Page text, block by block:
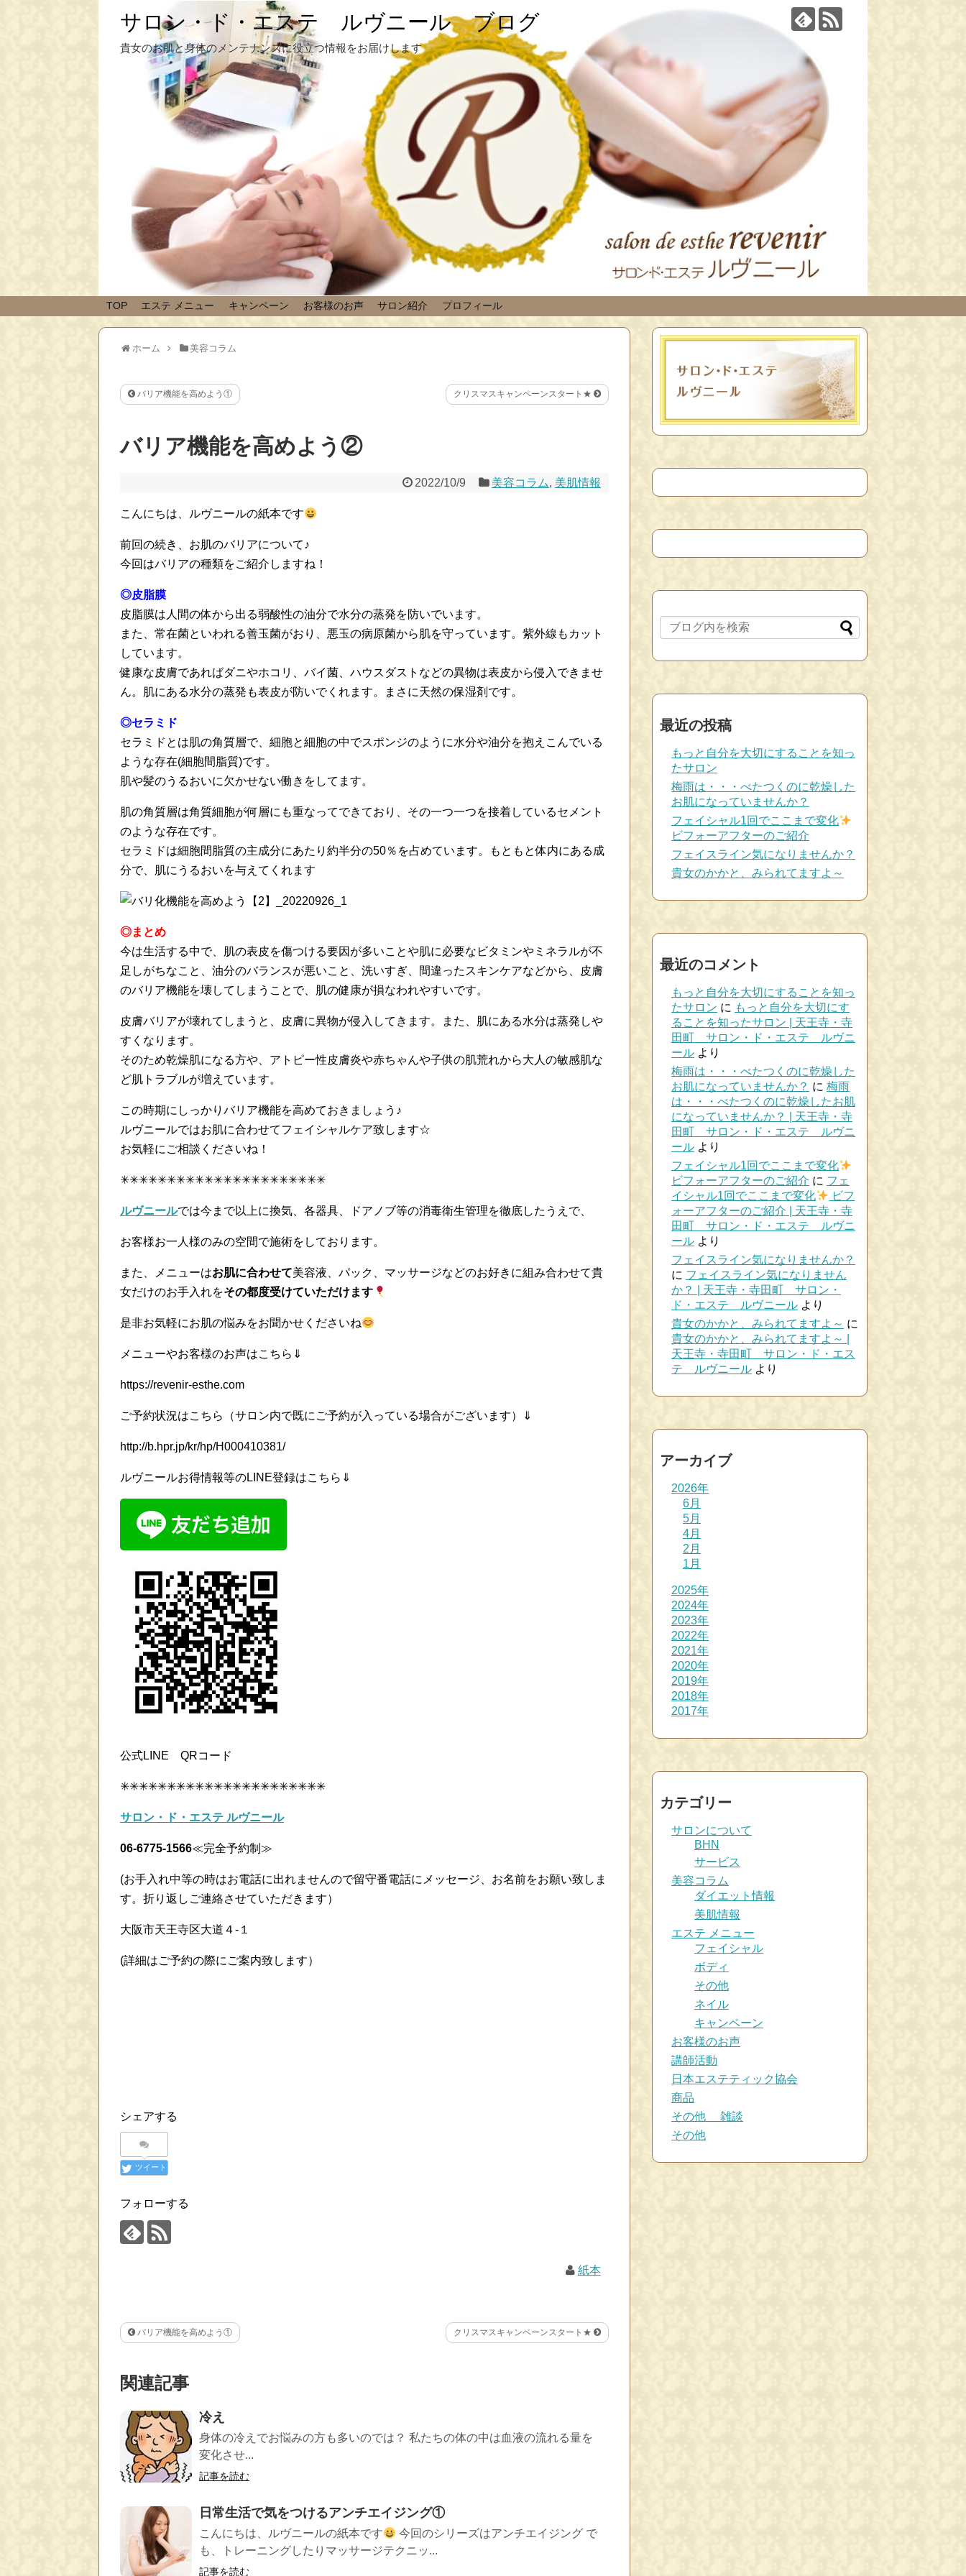
サロン・ド・エステ ルヴニール ブログ
貴女のお肌と身体のメンテナンスに役立つ情報をお届けします
TOP エステ メニュー キャンペーン お客様のお声 サロン紹介 プロフィール
ホーム 美容コラム
バリア機能を高めよう① クリスマスキャンペーンスタート★
バリア機能を高めよう②
2022/10/9 美容コラム, 美肌情報
こんにちは、ルヴニールの紙本です
前回の続き、お肌のバリアについて♪
今回はバリアの種類をご紹介しますね！
◎皮脂膜
皮脂膜は人間の体から出る弱酸性の油分で水分の蒸発を防いでいます。
また、常在菌といわれる善玉菌がおり、悪玉の病原菌から肌を守っています。紫外線もカット
しています。
健康な皮膚であればダニやホコリ、バイ菌、ハウスダストなどの異物は表皮から侵入できませ
ん。肌にある水分の蒸発も表皮が防いでくれます。まさに天然の保湿剤です。
◎セラミド
セラミドとは肌の角質層で、細胞と細胞の中でスポンジのように水分や油分を抱えこんでいる
ような存在(細胞間脂質)です。
肌や髪のうるおいに欠かせない働きをしてます。
肌の角質層は角質細胞が何層にも重なってできており、その一つ一つを接着しているセメント
のような存在です。
セラミドは細胞間脂質の主成分にあたり約半分の50％を占めています。もともと体内にある成
分で、肌にうるおいを与えてくれます
◎まとめ
今は生活する中で、肌の表皮を傷つける要因が多いことや肌に必要なビタミンやミネラルが不
足しがちなこと、油分のバランスが悪いこと、洗いすぎ、間違ったスキンケアなどから、皮膚
のバリア機能を壊してしまうことで、肌の健康が損なわれやすいです。
皮膚バリアが壊れてしまうと、皮膚に異物が侵入してきます。また、肌にある水分は蒸発しや
すくなります。
そのため乾燥肌になる方や、アトピー性皮膚炎や赤ちゃんや子供の肌荒れから大人の敏感肌な
ど肌トラブルが増えています。
この時期にしっかりバリア機能を高めておきましょう♪
ルヴニールではお肌に合わせてフェイシャルケア致します☆
お気軽にご相談くださいね！
✳✳✳✳✳✳✳✳✳✳✳✳✳✳✳✳✳✳✳✳✳✳
ルヴニールでは今まで以上に換気、各器具、ドアノブ等の消毒衛生管理を徹底したうえで、
お客様お一人様のみの空間で施術をしております。
また、メニューはお肌に合わせて美容液、パック、マッサージなどのお好きに組み合わせて貴
女だけのお手入れをその都度受けていただけます
是非お気軽にお肌の悩みをお聞かせくださいね
メニューやお客様のお声はこちら⇓
https://revenir-esthe.com
ご予約状況はこちら（サロン内で既にご予約が入っている場合がございます）⇓
http://b.hpr.jp/kr/hp/H000410381/
ルヴニールお得情報等のLINE登録はこちら⇓
公式LINE QRコード
✳✳✳✳✳✳✳✳✳✳✳✳✳✳✳✳✳✳✳✳✳✳
サロン・ド・エステ ルヴニール
06-6775-1566≪完全予約制≫
(お手入れ中等の時はお電話に出れませんので留守番電話にメッセージ、お名前をお願い致しま
す。折り返しご連絡させていただきます）
大阪市天王寺区大道４-１
(詳細はご予約の際にご案内致します）
シェアする
ツイート
フォローする
紙本
バリア機能を高めよう① クリスマスキャンペーンスタート★
関連記事
冷え
身体の冷えでお悩みの方も多いのでは？ 私たちの体の中は血液の流れる量を
変化させ...
記事を読む
日常生活で気をつけるアンチエイジング①
こんにちは、ルヴニールの紙本です
今回のシリーズはアンチエイジング で
も、トレーニングしたりマッサージテクニッ...
記事を読む
最近の投稿
もっと自分を大切にすることを知っ
たサロン
梅雨は・・・べたつくのに乾燥した
お肌になっていませんか？
フェイシャル1回でここまで変化
ビフォーアフターのご紹介
フェイスライン気になりませんか？
貴女のかかと、みられてますよ～
最近のコメント
もっと自分を大切にすることを知っ
たサロン に もっと自分を大切にす
ることを知ったサロン | 天王寺・寺
田町 サロン・ド・エステ ルヴニ
ール より
梅雨は・・・べたつくのに乾燥した
お肌になっていませんか？ に 梅雨
は・・・べたつくのに乾燥したお肌
になっていませんか？ | 天王寺・寺
田町 サロン・ド・エステ ルヴニ
ール より
フェイシャル1回でここまで変化
ビフォーアフターのご紹介 に フェ
イシャル1回でここまで変化
ビフ
ォーアフターのご紹介 | 天王寺・寺
田町 サロン・ド・エステ ルヴニ
ール より
フェイスライン気になりませんか？
に フェイスライン気になりません
か？ | 天王寺・寺田町 サロン・
ド・エステ ルヴニール より
貴女のかかと、みられてますよ～ に
貴女のかかと、みられてますよ～ |
天王寺・寺田町 サロン・ド・エス
テ ルヴニール より
アーカイブ
2026年
6月
5月
4月
2月
1月
2025年
2024年
2023年
2022年
2021年
2020年
2019年
2018年
2017年
カテゴリー
サロンについて
BHN
サービス
美容コラム
ダイエット情報
美肌情報
エステ メニュー
フェイシャル
ボディ
その他
ネイル
キャンペーン
お客様のお声
講師活動
日本エステティック協会
商品
その他 雑談
その他